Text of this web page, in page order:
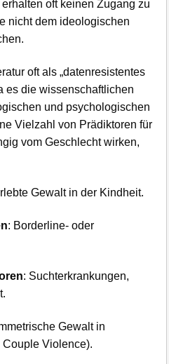
oft keinen Zugang zu
nicht dem ideologischen
oft als „datenresistentes
es die wissenschaftlichen
und psychologischen
Vielzahl von Prädiktoren für
vom Geschlecht wirken,
Gewalt in der Kindheit.
: Borderline- oder
: Suchterkrankungen,
Gewalt in
Couple Violence).